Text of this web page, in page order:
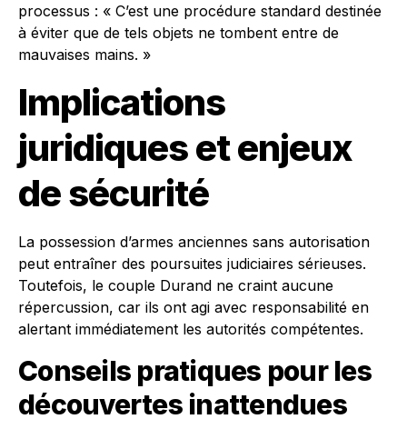
processus : « C’est une procédure standard destinée
à éviter que de tels objets ne tombent entre de
mauvaises mains. »
Implications
juridiques et enjeux
de sécurité
La possession d’armes anciennes sans autorisation
peut entraîner des poursuites judiciaires sérieuses.
Toutefois, le couple Durand ne craint aucune
répercussion, car ils ont agi avec responsabilité en
alertant immédiatement les autorités compétentes.
Conseils pratiques pour les
découvertes inattendues